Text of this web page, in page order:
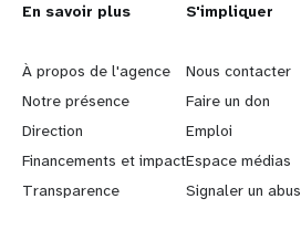
L
e
a
r
n
En savoir plus
À propos de l'agence
Notre présence
Direction
Financements et impact
Transparence
G
o
b
e
y
S'impliquer
Nous contacter
Faire un don
Emploi
Espace médias
Signaler un abus